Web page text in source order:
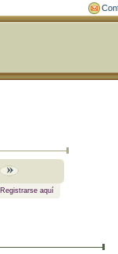
Registrarse aquí